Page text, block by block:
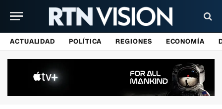
ACTUALIDAD POLÍTICA REGIONES ECONOMÍA